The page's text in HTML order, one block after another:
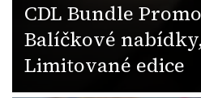
CDL Bundle
Balíčkové
Limitované edice